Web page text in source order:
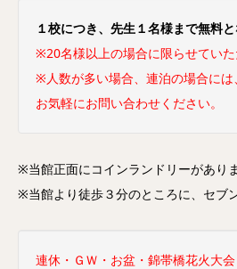
１校につき、先生１名様まで無料と
※20名様以上の場合に限らせていた
※人数が多い場合、連泊の場合に
お気軽にお問い合わせください。
※当館正面にコインランドリーがありま
※当館より徒歩３分のところに、セブ
連休・ＧＷ・お盆・錦帯橋花火大